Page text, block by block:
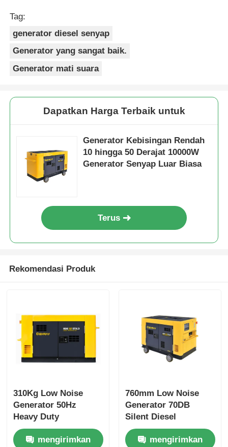
Tag:
generator diesel senyap
Generator yang sangat baik.
Generator mati suara
Dapatkan Harga Terbaik untuk
Generator Kebisingan Rendah
10 hingga 50 Derajat 10000W
Generator Senyap Luar Biasa
Terus
Rekomendasi Produk
310Kg Low Noise
Generator 50Hz
Heavy Duty
Emergency Standby
Generatormengirimkan
760mm Low Noise
Generator 70DB
Silent Diesel
Generator Kuning
mengirimkan